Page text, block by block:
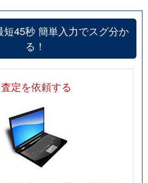
短45秒 簡単入力でスグ分か
る！
査定を依頼する